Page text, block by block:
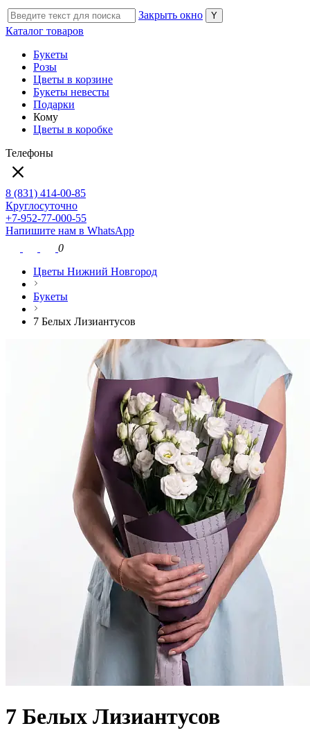
Закрыть окно
Каталог товаров
Букеты
Розы
Цветы в корзине
Букеты невесты
Подарки
Кому
Цветы в коробке
Телефоны
8 (831) 414-00-85
Круглосуточно
+7-952-77-000-55
Напишите нам в WhatsApp
0
Цветы Нижний Новгород
Букеты
7 Белых Лизиантусов
7 Белых Лизиантусов